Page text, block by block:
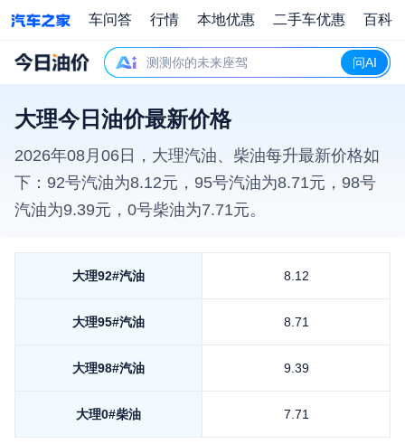
车问答 行情 本地优惠 二手车优惠 百科
测测你的未来座驾 问AI
大理今日油价最新价格
2026年08月06日 ， 大理汽油、柴油每升最新价格如
下：92号汽油为8.12元，95号汽油为8.71元，98号
汽油为9.39元，0号柴油为7.71元。
大理92#汽油 8.12
大理95#汽油 8.71
大理98#汽油 9.39
大理0#柴油 7.71